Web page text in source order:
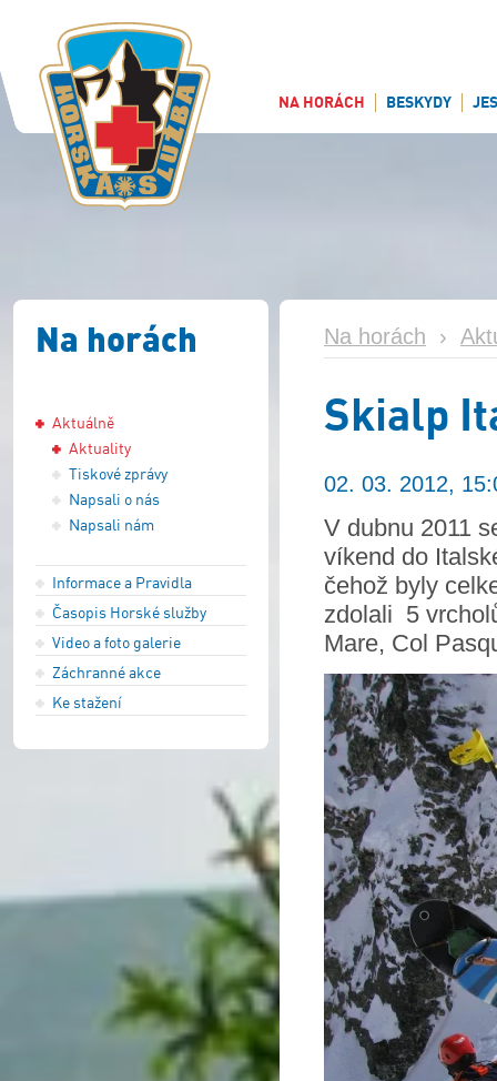
NA HORÁCH BESKYDY
Na horách
Aktuálně
Aktuality
Tiskové zprávy
Napsali o nás
Napsali nám
Informace a Pravidla
Časopis Horské služby
Video a foto galerie
Záchranné akce
Ke stažení
Na horách ›
Skialp
02. 03. 2012,
V dubnu 2011
víkend do
čehož byly
zdolali 5
Mare, Col